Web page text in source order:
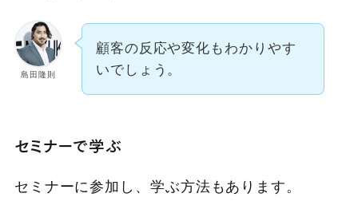
島田隆則
顧客の反応や変化もわかりやす
いでしょう。
セミナーで学ぶ
セミナーに参加し、学ぶ方法もあります。